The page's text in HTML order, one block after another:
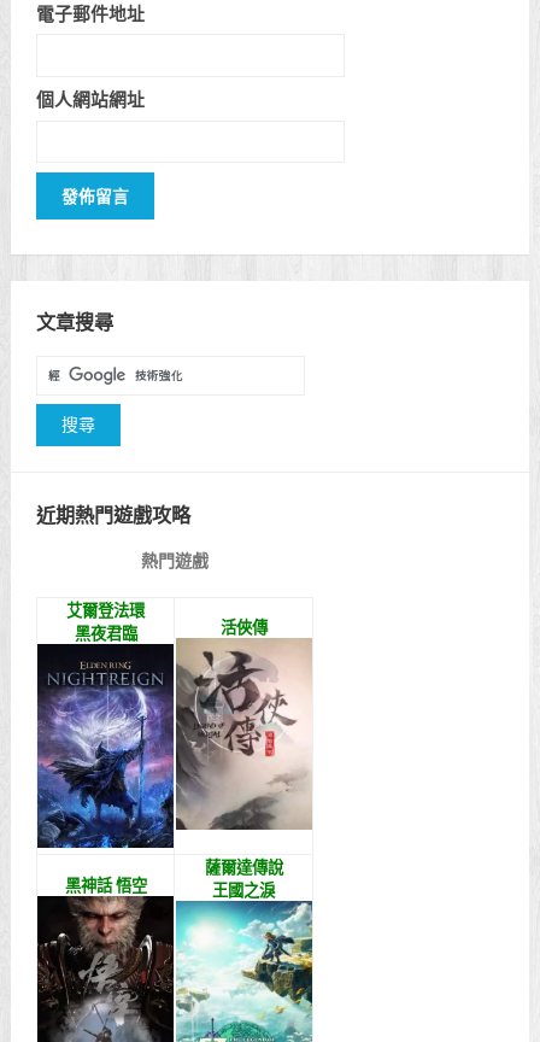
電子郵件地址
個人網站網址
文章搜尋
近期熱門遊戲攻略
熱門遊戲
艾爾登法環
黑夜君臨
活俠傳
黑神話 悟空
薩爾達傳說
王國之淚